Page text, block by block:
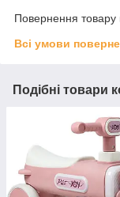
Повернення товару
Всі умови
Подібні товари